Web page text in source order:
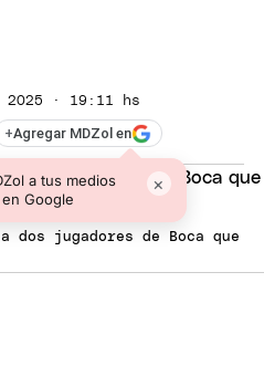
2025 · 19:11 hs
+Agregar MDZol en
a tus medios
Google
×
dos jugadores de Boca que